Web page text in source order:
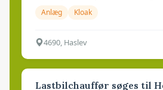
Anlæg Kloak
4690, Haslev
Lastbilchauffør søges til